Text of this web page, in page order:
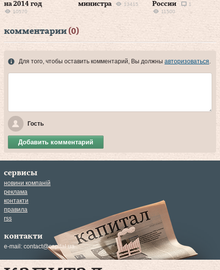
на 2014 год
10570
министра
13415
России
1
11500
комментарии (0)
Для того, чтобы оставить комментарий, Вы должны авторизоваться.
Гость
Добавить комментарий
сервисы
новини компаній
реклама
контакти
правила
rss
контакти
e-mail: contact@capital.ua